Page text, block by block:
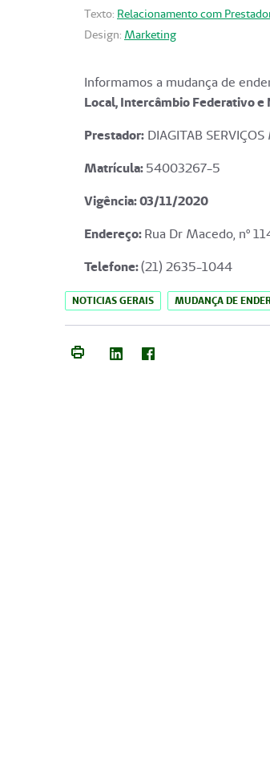
Texto: Relacionamento com
Design: Marketing
Informamos a mudança de
Local, Intercâmbio Federativo e
Prestador: DIAGITAB
Matrícula:54003267-5
Vigência: 03/11/2020
Endereço:Rua Dr Macedo, nº
Telefone:(21) 2635-1044
NOTICIAS GERAIS MUDANÇA DE